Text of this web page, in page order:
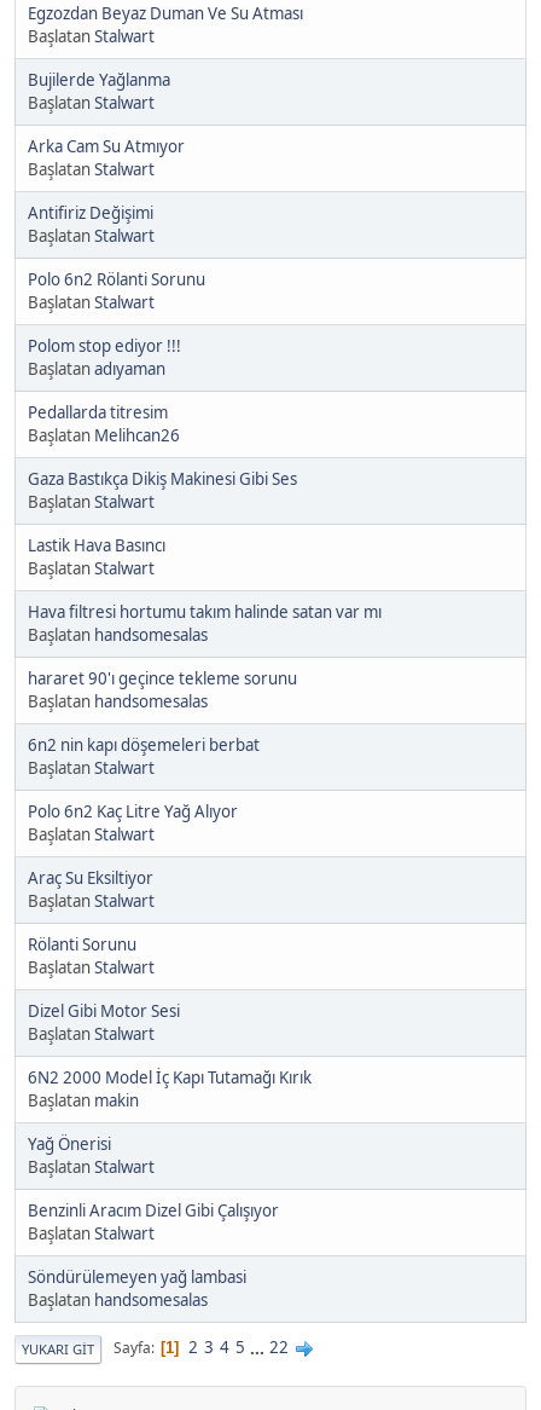
Egzozdan Beyaz Duman Ve Su Atması
BaşlatanStalwart
Bujilerde Yağlanma
BaşlatanStalwart
Arka Cam Su Atmıyor
BaşlatanStalwart
Antifiriz Değişimi
BaşlatanStalwart
Polo 6n2 Rölanti Sorunu
BaşlatanStalwart
Polom stop ediyor !!!
Başlatanadıyaman
Pedallarda titresim
Başlatan Melihcan26
Gaza Bastıkça Dikiş Makinesi Gibi Ses
BaşlatanStalwart
Lastik Hava Basıncı
BaşlatanStalwart
Hava filtresi hortumu takım halinde satan var mı
Başlatan handsomesalas
hararet 90'ı geçince tekleme sorunu
Başlatan handsomesalas
6n2 nin kapı döşemeleri berbat
BaşlatanStalwart
Polo 6n2 Kaç Litre Yağ Alıyor
BaşlatanStalwart
Araç Su Eksiltiyor
BaşlatanStalwart
Rölanti Sorunu
BaşlatanStalwart
Dizel Gibi Motor Sesi
BaşlatanStalwart
6N2 2000 Model İç Kapı Tutamağı Kırık
Başlatan makin
Yağ Önerisi
BaşlatanStalwart
Benzinli Aracım Dizel Gibi Çalışıyor
BaşlatanStalwart
Söndürülemeyen yağ lambasi
Başlatan handsomesalas
YUKARI GIT Sayfa 1 2 3 4 5 ... 22